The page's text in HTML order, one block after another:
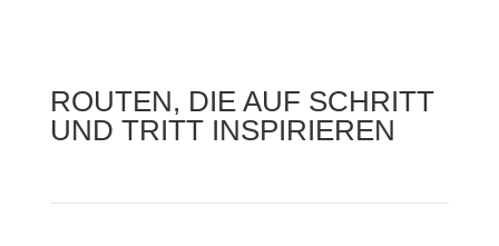
ROUTEN, DIE AUF SCHRITT
UND TRITT INSPIRIEREN